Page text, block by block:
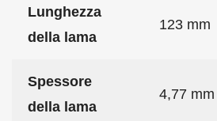
Lunghezza
della lama
123 mm
Spessore
della lama
4,77 mm